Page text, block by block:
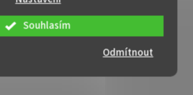
Odmítnout
Souhlasím